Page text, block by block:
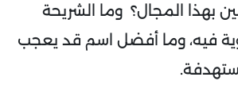
بهذا المجال؟ وما الشريحة
فيه، وما أفضل اسم قد يعجب